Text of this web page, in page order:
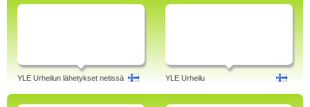
YLE Urheilun lähetykset netissä YLE Urheilu